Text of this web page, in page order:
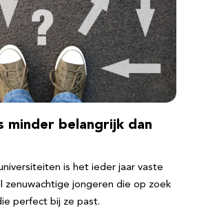
minder belangrijk dan
is het ieder jaar vaste
zenuwachtige jongeren die op zoek
perfect bij ze past.